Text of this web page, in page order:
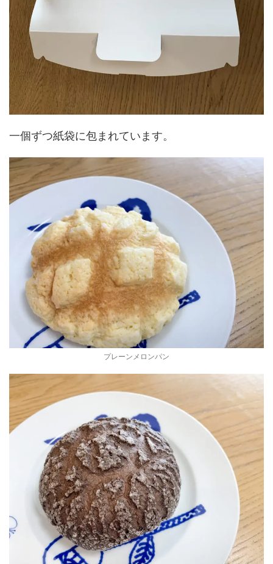
一個ずつ紙袋に包まれています。
プレーンメロンパン